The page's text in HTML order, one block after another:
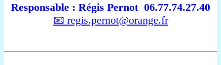
Responsable : Régis Pernot 06.77.74.27.40
📧 regis.pernot@orange.fr